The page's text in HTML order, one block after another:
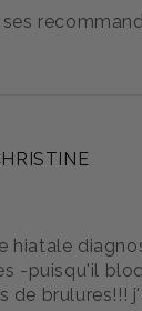
hiatale
-puisqu'il
de